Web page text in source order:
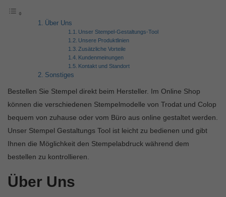
Über Uns
Unser Stempel-Gestaltungs-Tool
Unsere Produktlinien
Zusätzliche Vorteile
Kundenmeinungen
Kontakt und Standort
Sonstiges
Bestellen Sie Stempel direkt beim Hersteller. Im Online Shop
können die verschiedenen Stempelmodelle von Trodat und Colop
bequem von zuhause oder vom Büro aus online gestaltet werden.
Unser Stempel Gestaltungs Tool ist leicht zu bedienen und gibt
Ihnen die Möglichkeit den Stempelabdruck während dem
bestellen zu kontrollieren.
Über Uns